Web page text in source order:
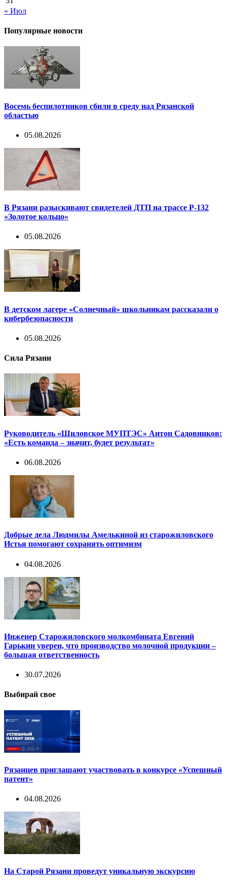
« Июл
Популярные новости
Восемь беспилотников сбили в среду над Рязанской
областью
05.08.2026
В Рязани разыскивают свидетелей ДТП на трассе Р-132
«Золотое кольцо»
05.08.2026
В детском лагере «Солнечный» школьникам рассказали о
кибербезопасности
05.08.2026
Сила Рязани
Руководитель «Шиловское МУПТЭС» Антон Садовников:
«Есть команда – значит, будет результат»
06.08.2026
Добрые дела Людмилы Амелькиной из старожиловского
Истья помогают сохранять оптимизм
04.08.2026
Инженер Старожиловского молкомбината Евгений
Гарькин уверен, что производство молочной продукции –
большая ответственность
30.07.2026
Выбирай свое
Рязанцев приглашают участвовать в конкурсе «Успешный
патент»
04.08.2026
На Старой Рязани проведут уникальную экскурсию